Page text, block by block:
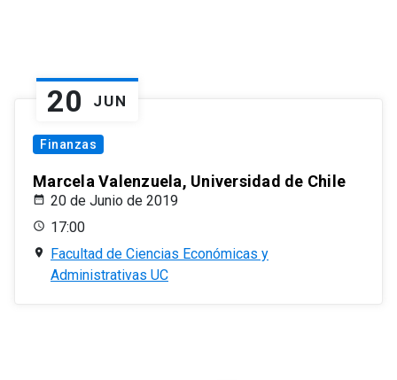
20 JUN
Finanzas
Marcela Valenzuela, Universidad de Chile
20 de Junio de 2019
17:00
Facultad de Ciencias Económicas y
Administrativas UC